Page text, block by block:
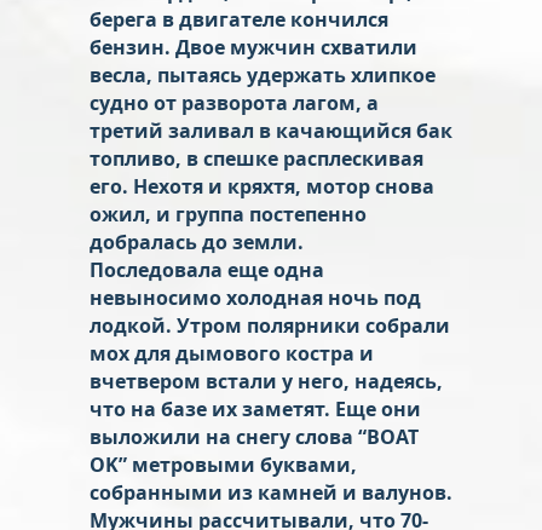
берега в двигателе кончился
бензин. Двое мужчин схватили
весла, пытаясь удержать хлипкое
судно от разворота лагом, а
третий заливал в качающийся бак
топливо, в спешке расплескивая
его. Нехотя и кряхтя, мотор снова
ожил, и группа постепенно
добралась до земли.
Последовала еще одна
невыносимо холодная ночь под
лодкой. Утром полярники собрали
мох для дымового костра и
вчетвером встали у него, надеясь,
что на базе их заметят. Еще они
выложили на снегу слова “BOAT
OK” метровыми буквами,
собранными из камней и валунов.
Мужчины рассчитывали, что 70-